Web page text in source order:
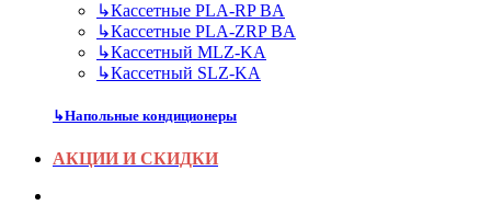
↳Кассетные PLA-RP BA
↳Кассетные PLA-ZRP BA
↳Кассетный MLZ-KA
↳Кассетный SLZ-KA
↳Напольные кондиционеры
АКЦИИ И СКИДКИ